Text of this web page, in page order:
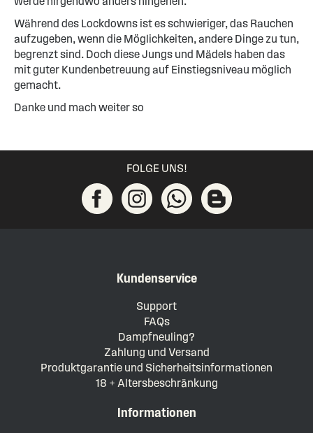
Während des Lockdowns ist es schwieriger, das Rauchen
aufzugeben, wenn die Möglichkeiten, andere Dinge zu tun,
begrenzt sind. Doch diese Jungs und Mädels haben das
mit guter Kundenbetreuung auf Einstiegsniveau möglich
gemacht.
Danke und mach weiter so
FOLGE UNS!
Kundenservice
Support
FAQs
Dampfneuling?
Zahlung und Versand
Produktgarantie und Sicherheitsinformationen
18 + Altersbeschränkung
Informationen